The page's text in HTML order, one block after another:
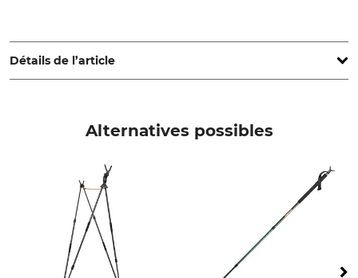
Allendorf, Germany, www.gastrock.de
Détails de l’article
Made in Germany
Alternatives possibles